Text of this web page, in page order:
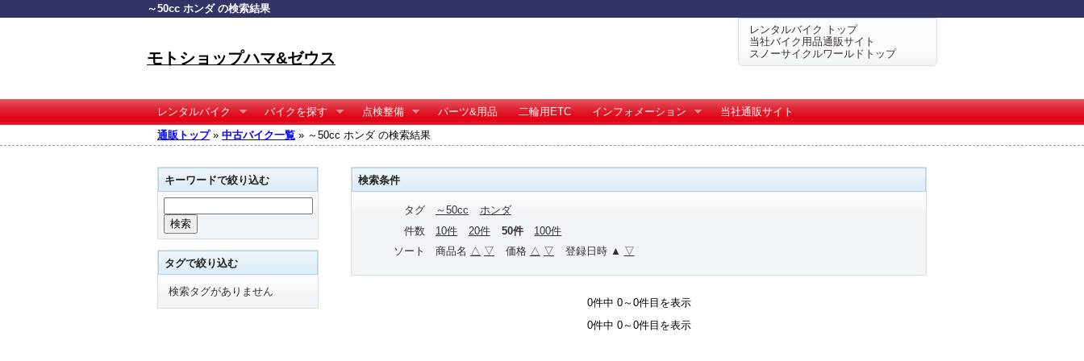
～50cc ホンダ の検索結果
モトショップハマ&ゼウス
レンタルバイク トップ
当社バイク用品通販サイト
スノーサイクルワールドトップ
レンタルバイク バイクを探す 点検整備 パーツ&用品 二輪用ETC インフォメーション
当社通販サイト
通販トップ» 中古バイク一覧 » ～50cc ホンダ の検索結果
検索条件
タグ ～50cc
ホンダ
件数
10件 20件 50件
100件
ソート
商品名 △ ▽ 価格 △ ▽ 登録日時 ▲ ▽
0件中 0～0件目を表示
0件中 0～0件目を表示
キーワードで絞り込む
タグで絞り込む
検索タグがありません